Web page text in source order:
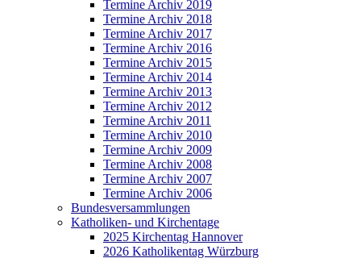
Termine Archiv 2019
Termine Archiv 2018
Termine Archiv 2017
Termine Archiv 2016
Termine Archiv 2015
Termine Archiv 2014
Termine Archiv 2013
Termine Archiv 2012
Termine Archiv 2011
Termine Archiv 2010
Termine Archiv 2009
Termine Archiv 2008
Termine Archiv 2007
Termine Archiv 2006
Bundesversammlungen
Katholiken- und Kirchentage
2025 Kirchentag Hannover
2026 Katholikentag Würzburg